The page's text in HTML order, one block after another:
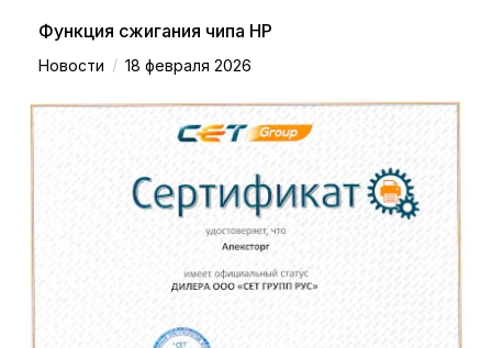
Функция сжигания чипа HP
Новости / 18 февраля 2026